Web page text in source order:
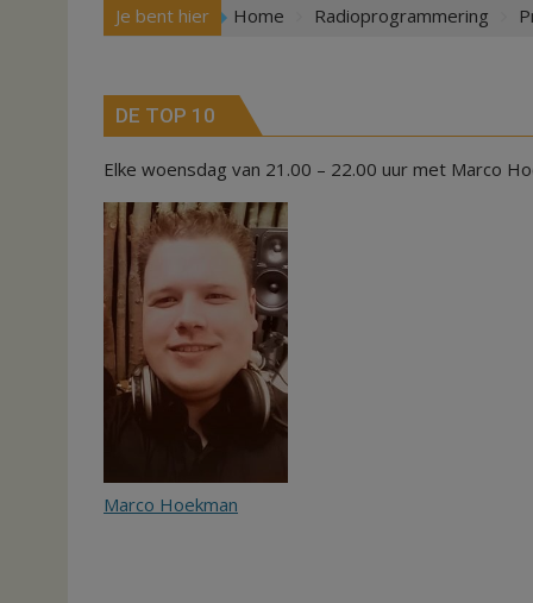
Je bent hier Home Radioprogrammering
DE TOP 10
Elke woensdag van 21.00 – 22.00 uur met Marco
Marco Hoekman